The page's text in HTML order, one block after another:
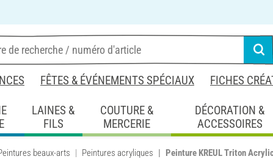
FÊTES & ÉVÉNEMENTS SPÉCIAUX FICHES
LAINES &
FILS
COUTURE &
MERCERIE
DÉCORATION &
ACCESSOIRES
beaux-arts Peintures acryliques Peinture KREUL Triton